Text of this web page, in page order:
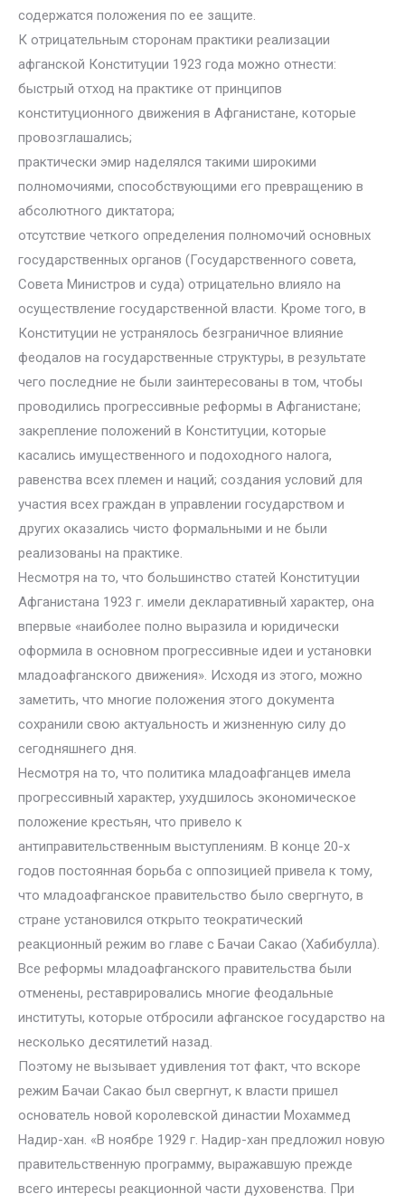
содержатся положения по ее защите.
К отрицательным сторонам практики реализации
афганской Конституции 1923 года можно отнести:
быстрый отход на практике от принципов
конституционного движения в Афганистане, которые
провозглашались;
практически эмир наделялся такими широкими
полномочиями, способствующими его превращению в
абсолютного диктатора;
отсутствие четкого определения полномочий основных
государственных органов (Государственного совета,
Совета Министров и суда) отрицательно влияло на
осуществление государственной власти. Кроме того, в
Конституции не устранялось безграничное влияние
феодалов на государственные структуры, в результате
чего последние не были заинтересованы в том, чтобы
проводились прогрессивные реформы в Афганистане;
закрепление положений в Конституции, которые
касались имущественного и подоходного налога,
равенства всех племен и наций; создания условий для
участия всех граждан в управлении государством и
других оказались чисто формальными и не были
реализованы на практике.
Несмотря на то, что большинство статей Конституции
Афганистана 1923 г. имели декларативный характер, она
впервые «наиболее полно выразила и юридически
оформила в основном прогрессивные идеи и установки
младоафганского движения». Исходя из этого, можно
заметить, что многие положения этого документа
сохранили свою актуальность и жизненную силу до
сегодняшнего дня.
Несмотря на то, что политика младоафганцев имела
прогрессивный характер, ухудшилось экономическое
положение крестьян, что привело к
антиправительственным выступлениям. В конце 20-х
годов постоянная борьба с оппозицией привела к тому,
что младоафганское правительство было свергнуто, в
стране установился открыто теократический
реакционный режим во главе с Бачаи Сакао (Хабибулла).
Все реформы младоафганского правительства были
отменены, реставрировались многие феодальные
институты, которые отбросили афганское государство на
несколько десятилетий назад.
Поэтому не вызывает удивления тот факт, что вскоре
режим Бачаи Сакао был свергнут, к власти пришел
основатель новой королевской династии Мохаммед
Надир-хан. «В ноябре 1929 г. Надир-хан предложил новую
правительственную программу, выражавшую прежде
всего интересы реакционной части духовенства. При